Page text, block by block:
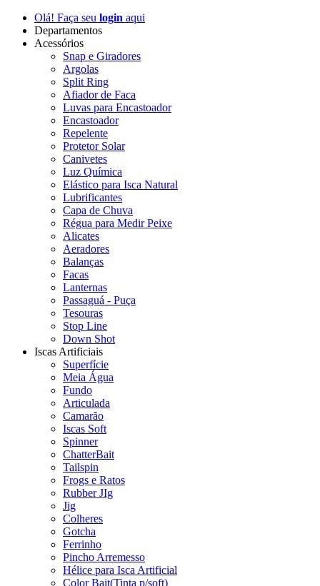
Olá! Faça seu login aqui
Departamentos
Acessórios
Snap e Giradores
Argolas
Split Ring
Afiador de Faca
Luvas para Encastoador
Encastoador
Repelente
Protetor Solar
Canivetes
Luz Química
Elástico para Isca Natural
Lubrificantes
Capa de Chuva
Régua para Medir Peixe
Alicates
Aeradores
Balanças
Facas
Lanternas
Passaguá - Puça
Tesouras
Stop Line
Down Shot
Iscas Artificiais
Superfície
Meia Água
Fundo
Articulada
Camarão
Iscas Soft
Spinner
ChatterBait
Tailspin
Frogs e Ratos
Rubber JIg
Jig
Colheres
Gotcha
Ferrinho
Pincho Arremesso
Hélice para Isca Artificial
Color Bait(Tinta p/soft)